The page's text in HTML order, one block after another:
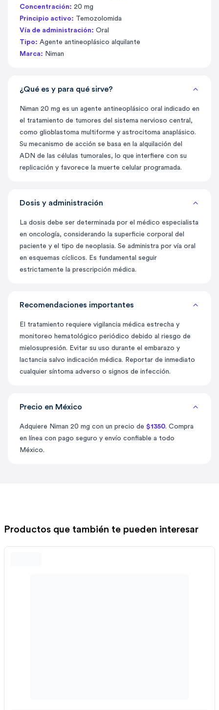
Concentración: 20 mg
Principio activo: Temozolomida
Vía de administración: Oral
Tipo: Agente antineoplásico alquilante
Marca: Niman
¿Qué es y para qué sirve?
Niman 20 mg es un agente antineoplásico oral indicado en
el tratamiento de tumores del sistema nervioso central,
como glioblastoma multiforme y astrocitoma anaplásico.
Su mecanismo de acción se basa en la alquilación del
ADN de las células tumorales, lo que interfiere con su
replicación y favorece la muerte celular programada.
Dosis y administración
La dosis debe ser determinada por el médico especialista
en oncología, considerando la superficie corporal del
paciente y el tipo de neoplasia. Se administra por vía oral
en esquemas cíclicos. Es fundamental seguir
estrictamente la prescripción médica.
Recomendaciones importantes
El tratamiento requiere vigilancia médica estrecha y
monitoreo hematológico periódico debido al riesgo de
mielosupresión. Evitar su uso durante el embarazo y
lactancia salvo indicación médica. Reportar de inmediato
cualquier síntoma adverso o signos de infección.
Precio en México
Adquiere Niman 20 mg con un precio de $1350. Compra
en línea con pago seguro y envío confiable a todo
México.
Productos que también te pueden interesar